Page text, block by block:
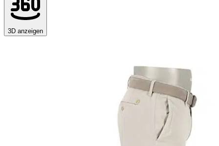
3D anzeigen